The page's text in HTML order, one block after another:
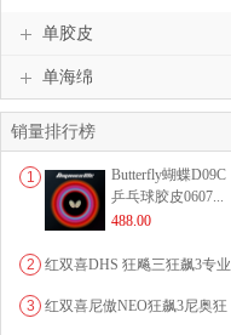
单胶皮
单海绵
销量排行榜
1
Butterfly蝴蝶D09C
乒乓球胶皮0607...
488.00
2
红双喜DHS 狂飚三狂飙3专业
3
红双喜尼傲NEO狂飙3尼奥狂